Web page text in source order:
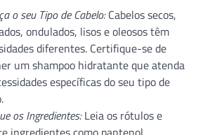
o seu Tipo de Cabelo:Cabelos secos,
ondulados, lisos e oleosos têm
diferentes. Certifique-se de
um shampoo hidratante que atenda
específicas do seu tipo de
os Ingredientes:Leia os rótulos e